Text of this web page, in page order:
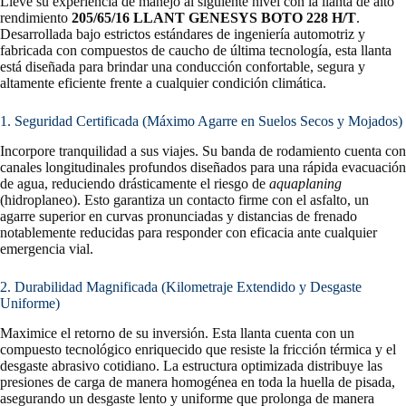
rendimiento 205/65/16 LLANT GENESYS BOTO 228 H/T.
Desarrollada bajo estrictos estándares de ingeniería automotriz y
fabricada con compuestos de caucho de última tecnología, esta llanta
está diseñada para brindar una conducción confortable, segura y
altamente eficiente frente a cualquier condición climática.
1. Seguridad Certificada (Máximo Agarre en Suelos Secos y Mojados)
Incorpore tranquilidad a sus viajes. Su banda de rodamiento cuenta con
canales longitudinales profundos diseñados para una rápida evacuación
de agua, reduciendo drásticamente el riesgo de aquaplaning
(hidroplaneo). Esto garantiza un contacto firme con el asfalto, un
agarre superior en curvas pronunciadas y distancias de frenado
notablemente reducidas para responder con eficacia ante cualquier
emergencia vial.
2. Durabilidad Magnificada (Kilometraje Extendido y Desgaste
Uniforme)
Maximice el retorno de su inversión. Esta llanta cuenta con un
compuesto tecnológico enriquecido que resiste la fricción térmica y el
desgaste abrasivo cotidiano. La estructura optimizada distribuye las
presiones de carga de manera homogénea en toda la huella de pisada,
asegurando un desgaste lento y uniforme que prolonga de manera